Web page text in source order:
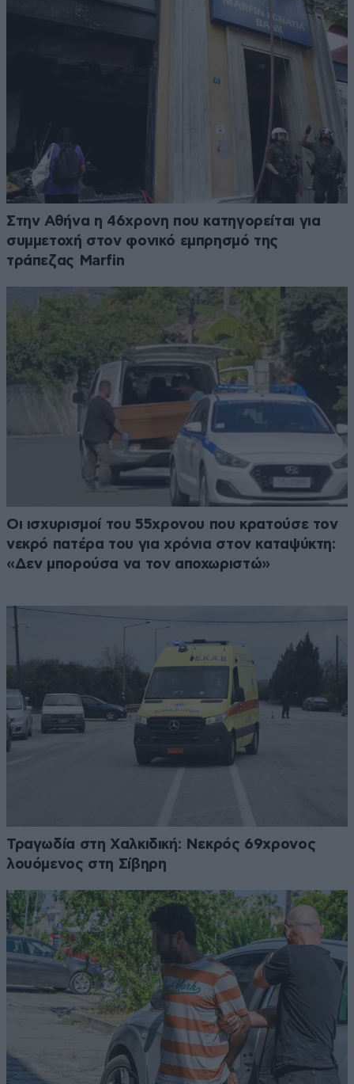
Στην Αθήνα η 46χρονη που κατηγορείται για
συμμετοχή στον φονικό εμπρησμό της
τράπεζας Marfin
Οι ισχυρισμοί του 55χρονου που κρατούσε τον
νεκρό πατέρα του για χρόνια στον καταψύκτη:
«Δεν μπορούσα να τον αποχωριστώ»
Τραγωδία στη Χαλκιδική: Νεκρός 69χρονος
λουόμενος στη Σίβηρη